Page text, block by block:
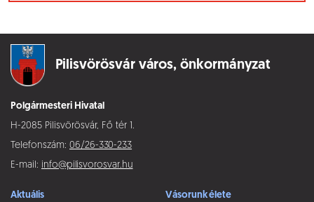
Pilisvörösvár város, önkormányzat
Polgármesteri Hivatal
H-2085 Pilisvörösvár, Fő tér 1.
Telefonszám: 06/26-330-233
E-mail: info@pilisvorosvar.hu
Aktuális Vásorunk élete